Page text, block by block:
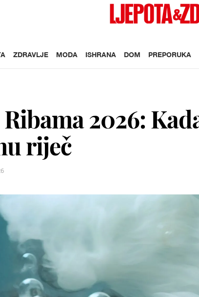
ZDRAVLJE MODA ISHRANA DOM PREPORUKA
2026:
riječ